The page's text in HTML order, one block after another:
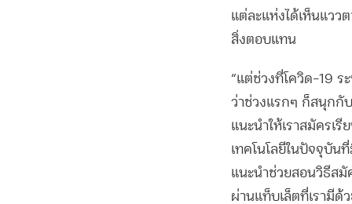
แต่ละแห่งได้เห็นแวว
สิ่งตอบแทน
“แต่ช่วงที่โควิด-19 ร
ว่าช่วงแรกๆ ก็สนุกกับ
แนะนำให้เราสมัครเ
เทคโนโลยีในปัจจุบัน
แนะนำช่วยสอนวิธีสมั
ผ่านแท็บเล็ตที่เรามีด้